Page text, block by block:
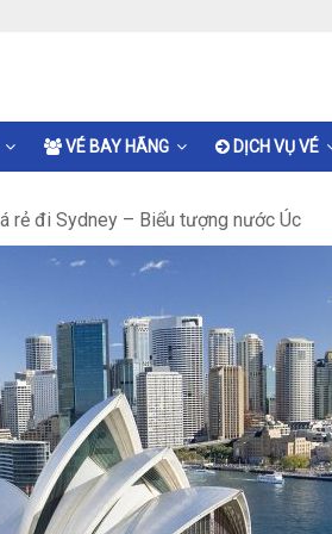
VÉ BAY HÃNG DỊCH VỤ VÉ
rẻ đi Sydney – Biểu tượng nước Úc